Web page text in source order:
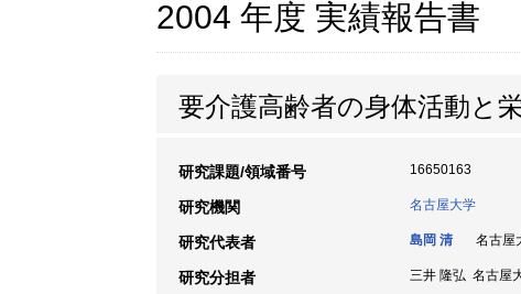
2004 年度 実績報告書
要介護高齢者の身体活動と
研究課題/領域番号 16650163
研究機関 名古屋大学
研究代表者 島岡 清 名古屋
研究分担者 三井 隆弘 名古屋